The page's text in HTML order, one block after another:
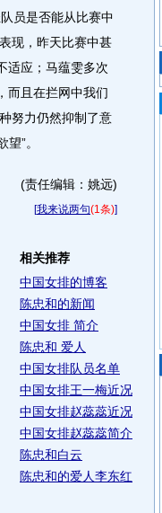
员是否能从比赛中
现，昨天比赛中甚
适应；马蕴雯多次
而且在拦网中我们
努力仍然抑制了意
”。
(责任编辑：姚远)
[我来说两句(1条)]
相关推荐
中国女排的博客
陈忠和的新闻
中国女排 简介
陈忠和 爱人
中国女排队员名单
中国女排王一梅近况
中国女排赵蕊蕊近况
中国女排赵蕊蕊简介
陈忠和白云
陈忠和的爱人李东红